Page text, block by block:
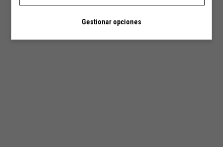
Gestionar opciones